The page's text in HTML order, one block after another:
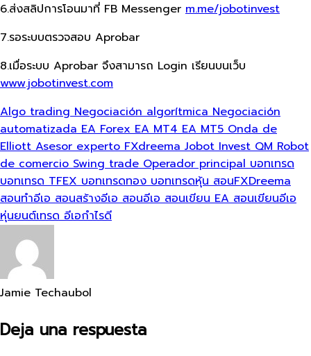
6.ส่งสลิปการโอนมาที่ FB Messenger m.me/jobotinvest
7.รอระบบตรวจสอบ Aprobar
8.เมื่อระบบ Aprobar จึงสามารถ Login เรียนบนเว็บ
www.jobotinvest.com
Algo tradingNegociación algorítmicaNegociación
automatizadaEA ForexEA MT4EA MT5Onda de
ElliottAsesor expertoFXdreemaJobot InvestQMRobot
de comercioSwing tradeOperador principalบอทเทรด
บอทเทรด TFEXบอทเทรดทองบอทเทรดหุ้นสอนFXDreema
สอนทำอีเอสอนสร้างอีเอสอนอีเอสอนเขียน EAสอนเขียนอีเอ
หุ่นยนต์เทรดอีเอกำไรดี
Jamie Techaubol
Deja una respuesta